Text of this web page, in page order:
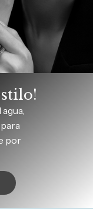
por